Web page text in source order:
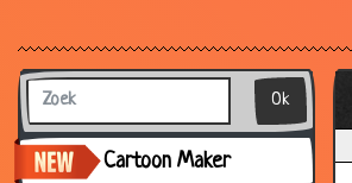
Ok
Cartoon Maker